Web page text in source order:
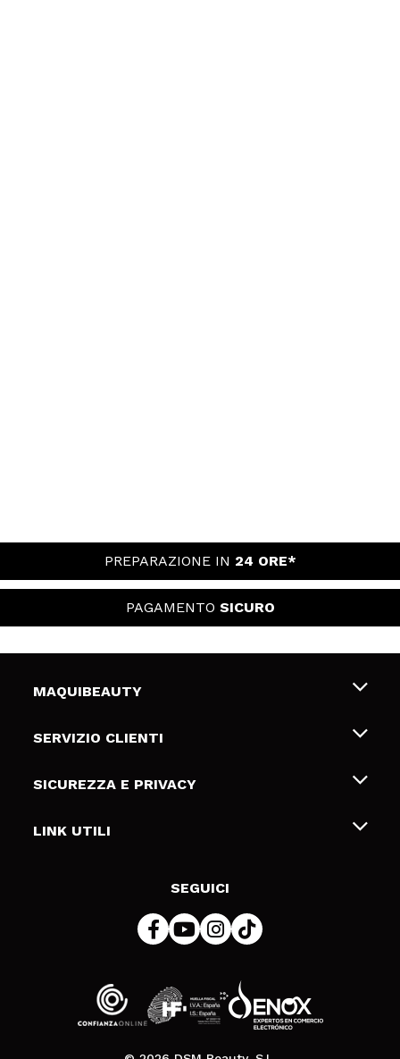
PREPARAZIONE IN 24 ORE*
PAGAMENTO SICURO
MAQUIBEAUTY
Chi siamo
Gift Cards
SERVIZIO CLIENTI
Spedizioni & Resi
Metodi di pagamamento
SICUREZZA E PRIVACY
Termini e condizioni
LINK UTILI
SEGUICI